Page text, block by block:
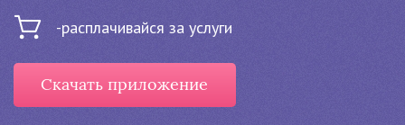
-расплачивайся за услуги
Скачать приложение